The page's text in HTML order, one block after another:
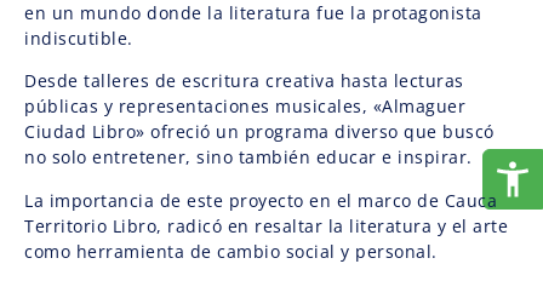
en un mundo donde la literatura fue la protagonista
indiscutible.
Desde talleres de escritura creativa hasta lecturas
públicas y representaciones musicales, «Almaguer
Ciudad Libro» ofreció un programa diverso que buscó
no solo entretener, sino también educar e inspirar.
La importancia de este proyecto en el marco de Cauca
Territorio Libro, radicó en resaltar la literatura y el arte
como herramienta de cambio social y personal.